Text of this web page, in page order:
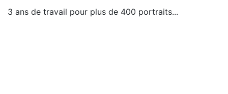
3 ans de travail pour plus de 400 portraits...